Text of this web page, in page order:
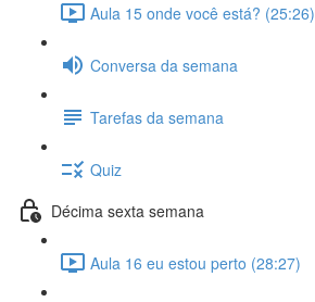
Aula 15 onde você está? (25:26)
Conversa da semana
Tarefas da semana
Quiz
Décima sexta semana
Aula 16 eu estou perto (28:27)